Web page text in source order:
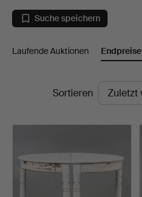
Karlstad
Hammarö
Suche speichern
Laufende Auktionen Endpreise
EndpreiseSortieren